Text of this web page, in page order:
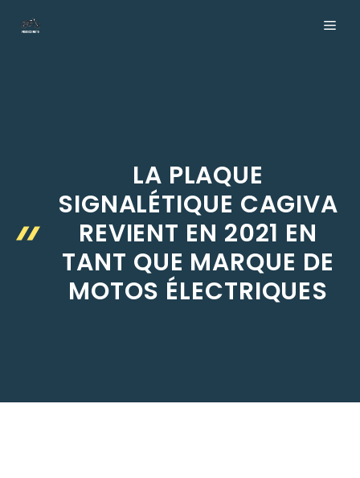
LA PLAQUE
SIGNALÉTIQUE CAGIVA
REVIENT EN 2021 EN
TANT QUE MARQUE DE
MOTOS ÉLECTRIQUES